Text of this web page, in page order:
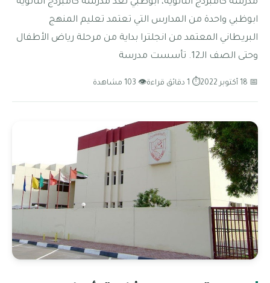
مدرسة كامبردج الثانوية، أبوظبي تعد مدرسة كامبردج الثانوية
ابوظبي واحدة من المدارس التي تعتمد تعليم المنهج
البريطاني المعتمد من انجلترا بداية من مرحلة رياض الأطفال
وحتى الصف الـ12. تأسست مدرسة
📅 18 أكتوبر 2022 ⏱ 1 دقائق قراءة 👁 103 مشاهدة